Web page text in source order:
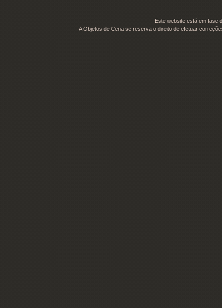
Este website está em fase
A Objetos de Cena se reserva o direito de efetuar